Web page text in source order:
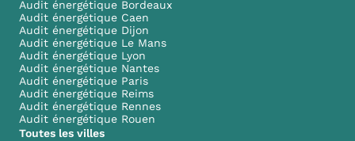
Audit énergétique Bordeaux
Audit énergétique Caen
Audit énergétique Dijon
Audit énergétique Le Mans
Audit énergétique Lyon
Audit énergétique Nantes
Audit énergétique Paris
Audit énergétique Reims
Audit énergétique Rennes
Audit énergétique Rouen
Toutes les villes